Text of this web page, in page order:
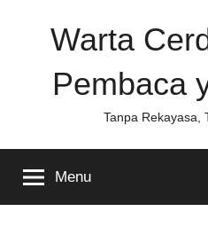
Warta
Pembaca
Tanpa Rekayasa,
Menu